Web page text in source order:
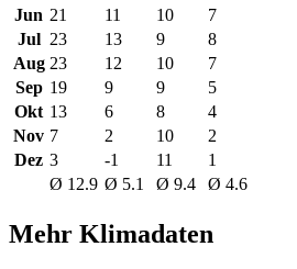
Jun 21 11 10
7
Jul 23 13 9
8
Aug 23 12 10
7
Sep 19 9 9
5
Okt 13 6 8
4
Nov 7 2 10
2
Dez 3 -1 11
1
Ø 12.9 Ø 5.1 Ø 9.4 Ø 4.6
Mehr Klimadaten